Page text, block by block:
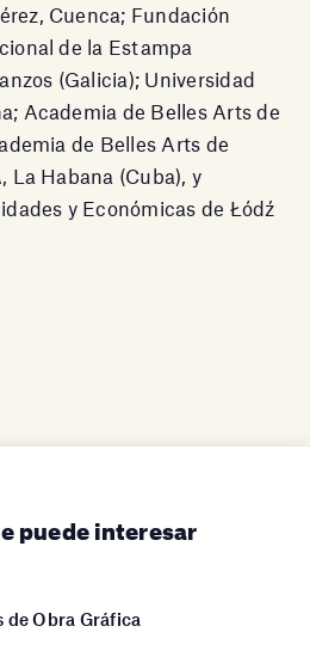
Cuenca; Fundación
de la Estampa
(Galicia); Universidad
Academia de Belles Arts de
de Belles Arts de
La Habana (Cuba), y
y Económicas de Łódź
puede interesar
de Obra Gráfica